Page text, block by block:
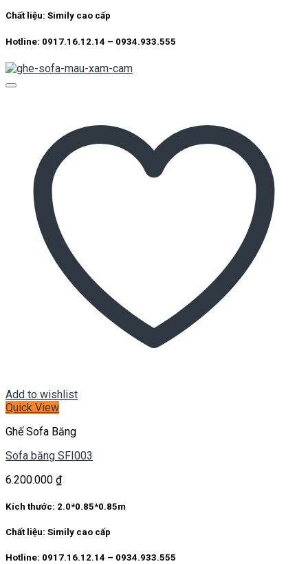
Chất liệu: Simily cao cấp
Hotline: 0917.16.12.14 – 0934.933.555
Add to wishlist
Quick View
Ghế Sofa Băng
Sofa băng SFI003
6.200.000 ₫
Kích thước: 2.0*0.85*0.85m
Chất liệu: Simily cao cấp
Hotline: 0917.16.12.14 – 0934.933.555